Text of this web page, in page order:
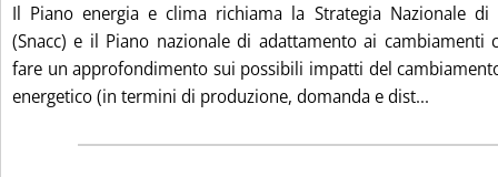
Il Piano energia e clima richiama la Strategia Nazionale
(Snacc) e il Piano nazionale di adattamento ai cambiamenti
fare un approfondimento sui possibili impatti del
energetico (in termini di produzione, domanda e dist...